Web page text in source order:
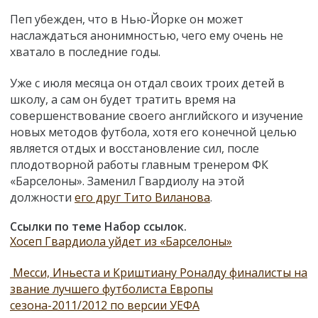
Пеп убежден, что в Нью-Йорке он может
наслаждаться анонимностью, чего ему очень не
хватало в последние годы.
Уже с июля месяца он отдал своих троих детей в
школу, а сам он будет тратить время на
совершенствование своего английского и изучение
новых методов футбола, хотя его конечной целью
является отдых и восстановление сил, после
плодотворной работы главным тренером ФК
«Барселоны». Заменил Гвардиолу на этой
должности его друг Тито Виланова.
Ссылки по теме Набор ссылок.
Хосеп Гвардиола уйдет из «Барселоны»
Месси, Иньеста и Криштиану Роналду финалисты на
звание лучшего футболиста Европы
сезона-2011/2012 по версии УЕФА